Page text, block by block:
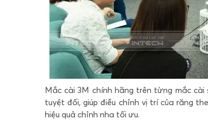
Mắc cài 3M chính hãng trên từng mắc
tuyệt đối, giúp điều chỉnh vị trí của răng
hiệu quả chỉnh nha tối ưu.